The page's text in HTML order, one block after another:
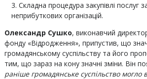
Складна процедура закупівлі послуг
неприбуткових організацій.
Олександр Сушко, виконавчий
фонду «Відродження», припустив, що
громадянському суспільству та його
тим, що зараз на кону значні зміни. Він
раніше громадянське суспільство могло